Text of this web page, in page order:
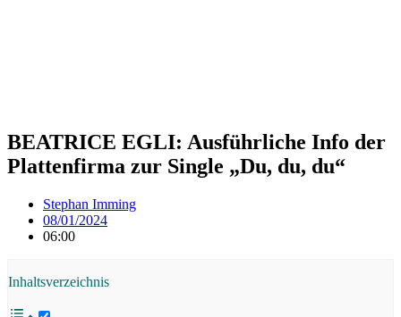
BEATRICE EGLI: Ausführliche Info der
Plattenfirma zur Single „Du, du, du“
Stephan Imming
08/01/2024
06:00
Inhaltsverzeichnis